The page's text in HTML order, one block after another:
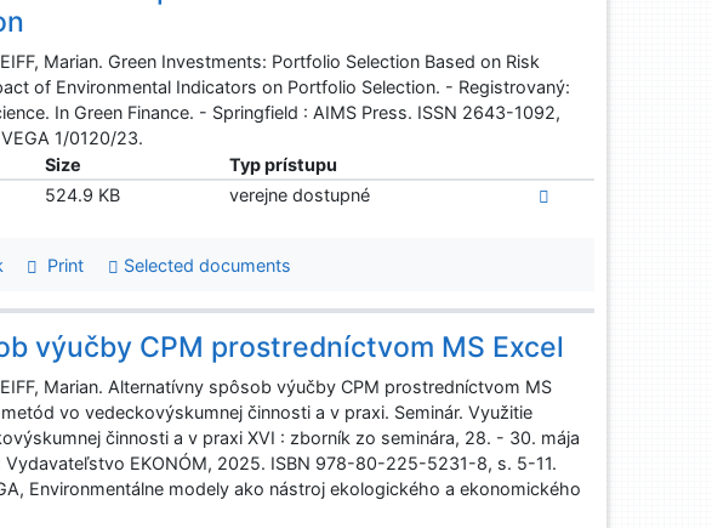
Marian. Green Investments: Portfolio Selection Based on Risk
of Environmental Indicators on Portfolio Selection. - Registrovaný:
In Green Finance. - Springfield : AIMS Press. ISSN 2643-1092,
1/0120/23.
Size
Typ prístupu
524.9 KB verejne dostupné
Print Selected documents
výučby CPM prostredníctvom MS Excel
Marian. Alternatívny spôsob výučby CPM prostredníctvom MS
vo vedeckovýskumnej činnosti a v praxi. Seminár. Využitie
činnosti a v praxi XVI : zborník zo seminára, 28. - 30. mája
EKONÓM, 2025. ISBN 978-80-225-5231-8, s. 5-11.
Environmentálne modely ako nástroj ekologického a ekonomického